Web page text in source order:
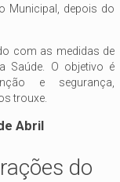
Municipal, depois do
com as medidas de
Saúde. O objetivo é
e segurança,
trouxe.
Abril
do